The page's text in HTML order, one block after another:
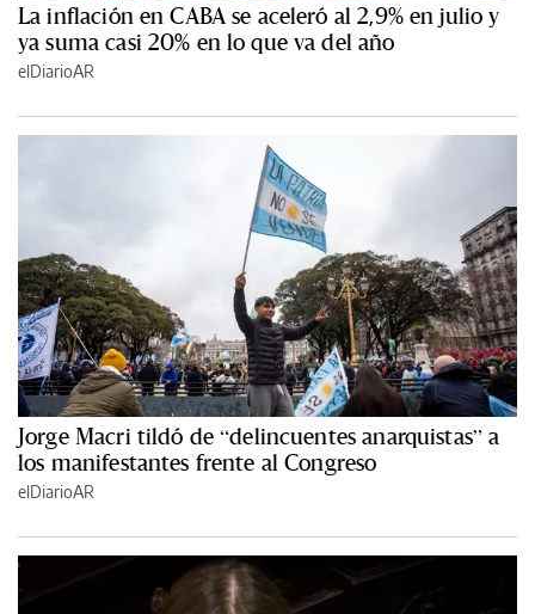
La inflación en CABA se aceleró al 2,9% en julio y
ya suma casi 20% en lo que va del año
elDiarioAR
Jorge Macri tildó de “delincuentes anarquistas” a
los manifestantes frente al Congreso
elDiarioAR